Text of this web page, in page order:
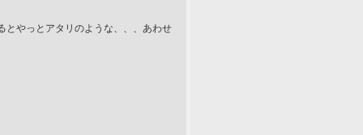
とやっとアタリのような、、、あわせ